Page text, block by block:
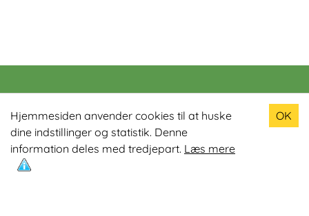
Hjemmesiden anvender cookies til at huske
dine indstillinger og statistik. Denne
information deles med tredjepart. Læs mere
OK
Populære produkter
Odin R900 Romaskine
Odin S900 Spinningcykel